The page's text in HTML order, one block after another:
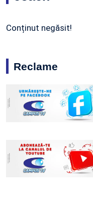
Conținut negăsit!
Reclame